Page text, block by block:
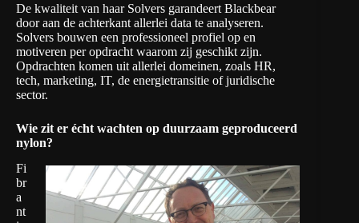
De kwaliteit van haar Solvers garandeert Blackbear
door aan de achterkant allerlei data te analyseren.
Solvers bouwen een professioneel profiel op en
motiveren per opdracht waarom zij geschikt zijn.
Opdrachten komen uit allerlei domeinen, zoals HR,
tech, marketing, IT, de energietransitie of juridische
sector.
Wie zit er écht wachten op duurzaam geproduceerd
nylon?
Fi
br
a
nt